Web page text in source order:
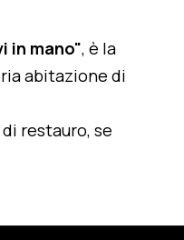
in mano", è la
abitazione di
restauro, se